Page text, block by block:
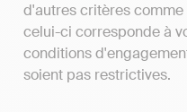
d'autres critères
celui-ci corresponde à
conditions
soient pas restrictives.